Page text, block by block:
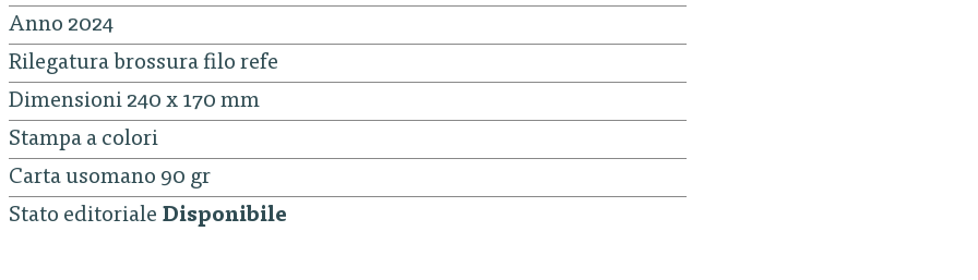
Anno 2024
Rilegatura brossura filo refe
Dimensioni 240 x 170 mm
Stampa a colori
Carta usomano 90 gr
Stato editoriale Disponibile